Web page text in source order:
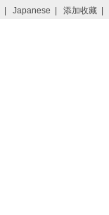
Japanese 添加收藏